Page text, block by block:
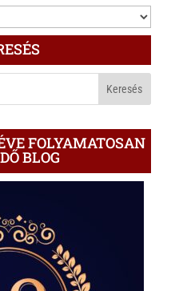
FOLYAMATOSAN
BLOG